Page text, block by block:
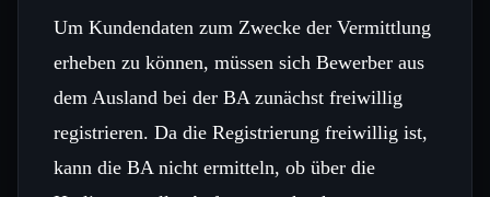
Um Kundendaten zum Zwecke der Vermittlung
erheben zu können, müssen sich Bewerber aus
dem Ausland bei der BA zunächst freiwillig
registrieren. Da die Registrierung freiwillig ist,
kann die BA nicht ermitteln, ob über die